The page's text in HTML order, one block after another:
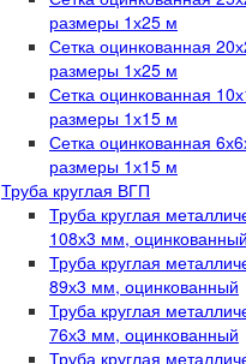
размеры 1х25 м
Сетка оцинкованная
размеры 1х25 м
Сетка оцинкованная
размеры 1х15 м
Сетка оцинкованная
размеры 1х15 м
Труба круглая ВГП
Труба круглая
108х3 мм, оцинкованный
Труба круглая
89х3 мм, оцинкованный
Труба круглая
76х3 мм, оцинкованный
Труба круглая